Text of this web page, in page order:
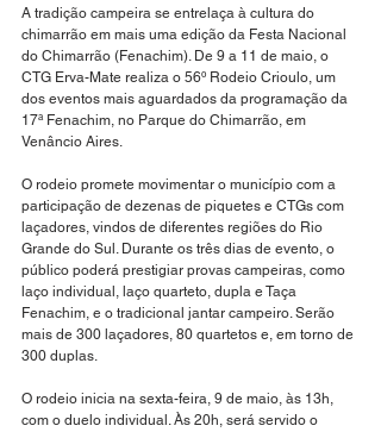
A tradição campeira se entrelaça à cultura do
chimarrão em mais uma edição da Festa Nacional
do Chimarrão (Fenachim). De 9 a 11 de maio, o
CTG Erva-Mate realiza o 56º Rodeio Crioulo, um
dos eventos mais aguardados da programação da
17ª Fenachim, no Parque do Chimarrão, em
Venâncio Aires.
O rodeio promete movimentar o município com a
participação de dezenas de piquetes e CTGs com
laçadores, vindos de diferentes regiões do Rio
Grande do Sul. Durante os três dias de evento, o
público poderá prestigiar provas campeiras, como
laço individual, laço quarteto, dupla e Taça
Fenachim, e o tradicional jantar campeiro. Serão
mais de 300 laçadores, 80 quartetos e, em torno de
300 duplas.
O rodeio inicia na sexta-feira, 9 de maio, às 13h,
com o duelo individual. Às 20h, será servido o